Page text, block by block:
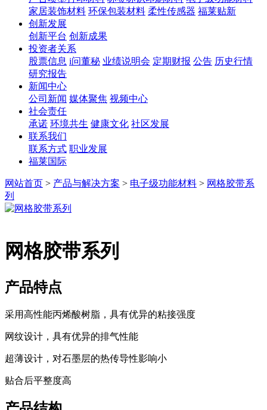
家居装饰材料 环保包装材料 柔性传感器 福莱贴新
创新发展
创新平台 创新成果
投资者关系
股票信息 i问董秘 业绩说明会 定期财报 公告 历史行情
研究报告
新闻中心
公司新闻 媒体聚焦 视频中心
社会责任
承诺 环境共生 健康文化 社区发展
联系我们
联系方式 职业发展
福莱国际
网站首页 > 产品与解决方案 > 电子级功能材料 > 网格胶带系
列
网格胶带系列
产品特点
采用高性能丙烯酸树脂，具有优异的粘接强度
网纹设计，具有优异的排气性能
超薄设计，对石墨层的热传导性影响小
贴合后平整度高